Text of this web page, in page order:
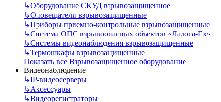
↳Оборудование СКУД взрывозащищенное
↳Оповещатели взрывозащищенные
↳Приборы приемно-контрольные взрывозащищенные
↳Система ОПС взрывоопасных объектов «Ладога-Ex»
↳Системы видеонаблюдения взрывозащищенные
↳Термошкафы взрывозащищенные
Показать все Взрывозащищенное оборудование
Видеонаблюдение
↳IP-видеосерверы
↳Аксессуары
↳Видеорегистраторы